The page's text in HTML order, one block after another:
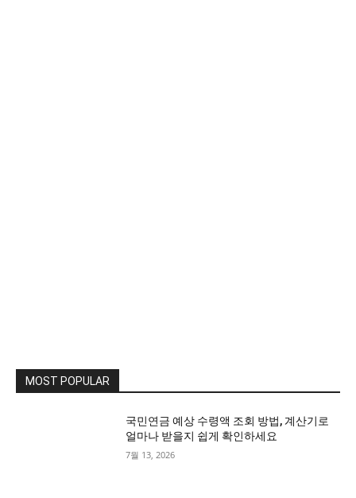
MOST POPULAR
국민연금 예상 수령액 조회 방법, 계산기로
얼마나 받을지 쉽게 확인하세요
7월 13, 2026